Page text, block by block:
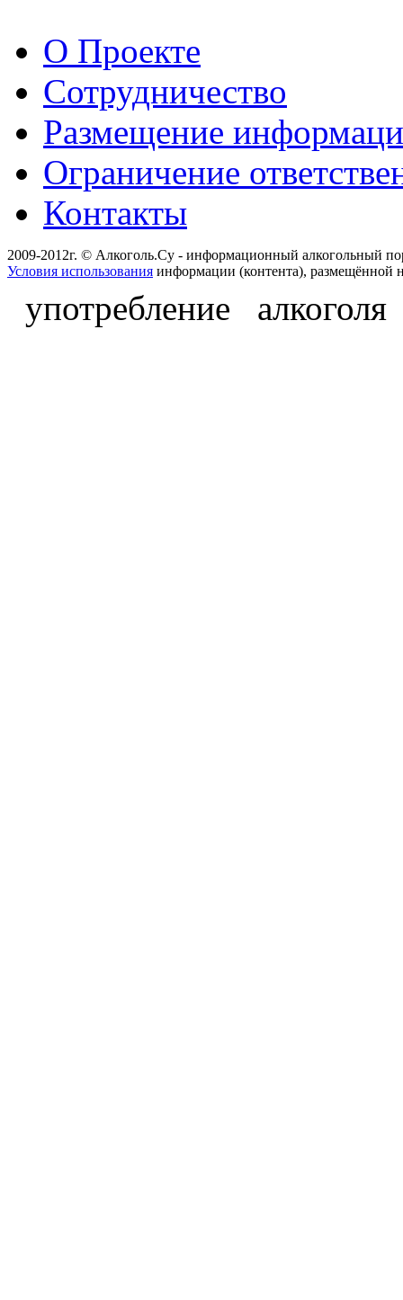
О Проекте
Сотрудничество
Размещение
Ограничение
Контакты
2009-2012г. © Алкоголь.Су - информационный алкогольный
Условия использования информации (контента), размещённой
употребление